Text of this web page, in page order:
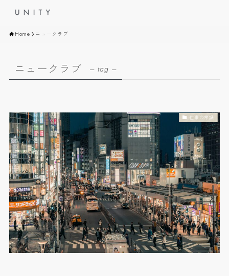
Home ニュークラブ
ニュークラブ – tag –
仕事の常識